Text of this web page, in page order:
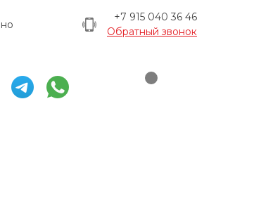
+7 915 040 36 46
Обратный звонок